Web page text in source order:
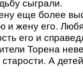
сыграли.
еще более
и жену его.
его и
Торена
А